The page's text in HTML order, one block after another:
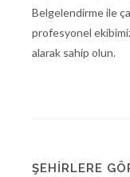
Belgelendirme ile
profesyonel
alarak sahip olun.
ŞEHIRLERE